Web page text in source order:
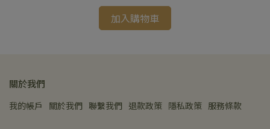
加入購物車
關於我們
我的帳戶 關於我們 聯繫我們 退款政策 隱私政策 服務條款